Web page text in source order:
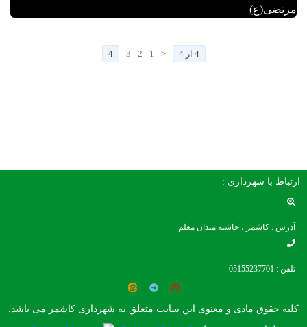
4 از 4 <
1
2
3
4
ارتباط با شهرداری :
آدرس : کاشمر ، حاشیه میدان معلم
تلفن : 05155237701
کلیه حقوق مادی و معنوی این سایت متعلق به شهرداری کاشمر می باشد.